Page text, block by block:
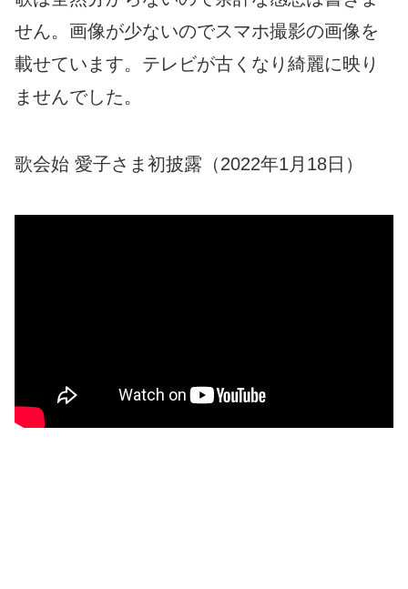
せん。画像が少ないのでスマホ撮影の画像を
載せています。テレビが古くなり綺麗に映り
ませんでした。
歌会始 愛子さま初披露（2022年1月18日）